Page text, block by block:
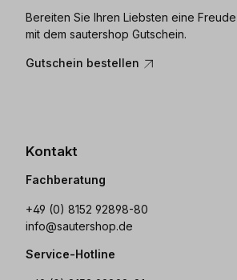
Bereiten Sie Ihren Liebsten eine Freude
mit dem sautershop Gutschein.
Gutschein bestellen
Kontakt
Fachberatung
+49 (0) 8152 92898-80
info@sautershop.de
Service-Hotline